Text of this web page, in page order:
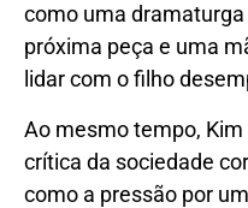
como uma
próxima peça e uma
lidar com o filho
Ao mesmo tempo,
crítica da sociedade
como a pressão por